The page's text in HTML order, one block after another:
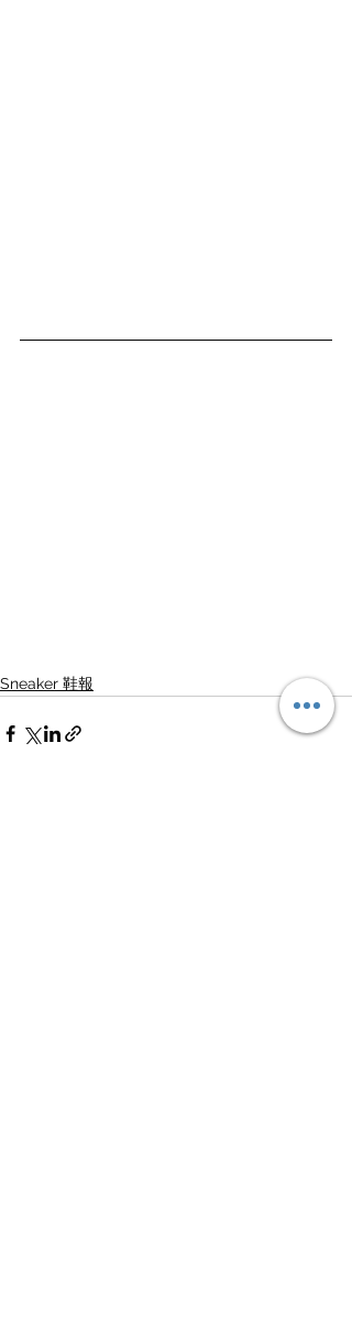
Sneaker 鞋報